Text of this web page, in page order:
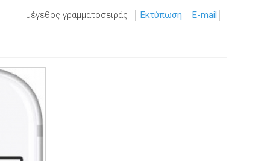
μέγεθος γραμματοσειράς
Εκτύπωση E-mail